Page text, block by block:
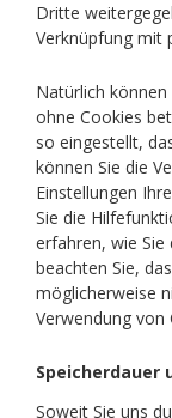
Dritte
Verknüpfung mit
Natürlich können
ohne Cookies
so eingestellt,
können Sie die
Einstellungen
Sie die
erfahren, wie Sie
beachten Sie,
möglicherweise
Verwendung von
Speicherdauer
Soweit Sie uns